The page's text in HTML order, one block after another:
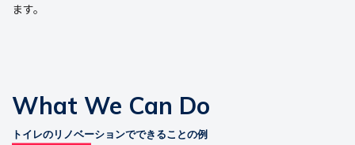
ます。
What We Can Do
トイレのリノベーションでできることの例